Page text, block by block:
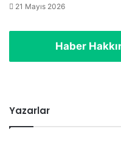
21 Mayıs 2026
Haber
Yazarlar